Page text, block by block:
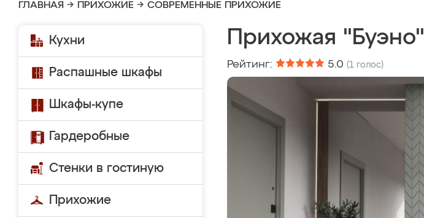
ГЛАВНАЯ → ПРИХОЖИЕ → СОВРЕМЕННЫЕ ПРИХОЖИЕ
Кухни
Распашные шкафы
Шкафы-купе
Гардеробные
Стенки в гостиную
Прихожие
Прихожая "Буэно"
Рейтинг: 5.0 (1 голос)